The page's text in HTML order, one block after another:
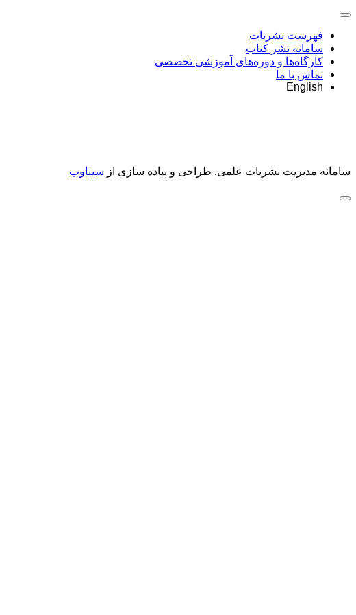
فهرست نشریات
سامانه نشر کتاب
کارگاه‌ها و دوره‌های آموزشی تخصصی
تماس با ما
English
سامانه مدیریت نشریات علمی. طراحی و پیاده سازی از سیناوب